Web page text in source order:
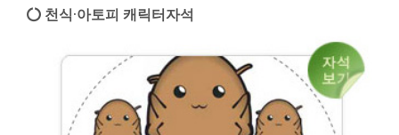
천식·아토피 캐릭터자석